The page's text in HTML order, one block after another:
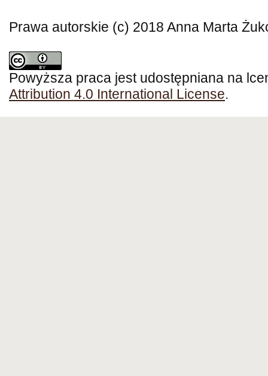
Prawa autorskie (c) 2018 Anna Marta
Powyższa praca jest udostępniana na
Attribution 4.0 International License.